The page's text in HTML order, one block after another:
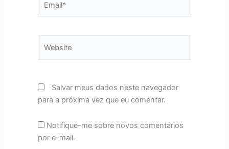
Salvar meus dados neste navegador
para a próxima vez que eu comentar.
Notifique-me sobre novos comentários
por e-mail.